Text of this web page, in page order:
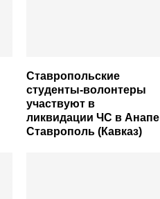
Ставропольские
студенты-волонтеры
участвуют в
ликвидации ЧС в Анапе
Ставрополь (Кавказ)